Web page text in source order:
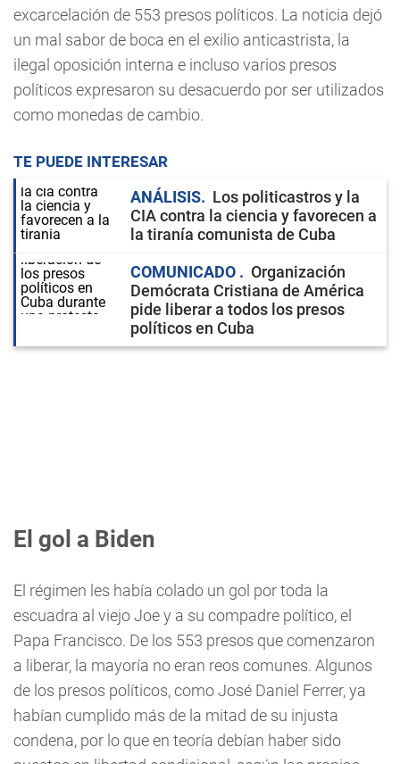
excarcelación de 553 presos políticos. La noticia dejó
un mal sabor de boca en el exilio anticastrista, la
ilegal oposición interna e incluso varios presos
políticos expresaron su desacuerdo por ser utilizados
como monedas de cambio.
TE PUEDE INTERESAR
ANÁLISIS
Los politicastros y la
CIA contra la ciencia y favorecen a
la tiranía comunista de Cuba
COMUNICADO
Organización
Demócrata Cristiana de América
pide liberar a todos los presos
políticos en Cuba
El gol a Biden
El régimen les había colado un gol por toda la
escuadra al viejo Joe y a su compadre político, el
Papa Francisco. De los 553 presos que comenzaron
a liberar, la mayoría no eran reos comunes. Algunos
de los presos políticos, como José Daniel Ferrer, ya
habían cumplido más de la mitad de su injusta
condena, por lo que en teoría debían haber sido